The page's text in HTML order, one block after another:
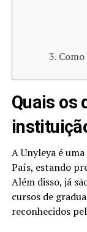
Quais os
A Unyleya é
País, estando
Além disso, já
cursos de
reconhecidos